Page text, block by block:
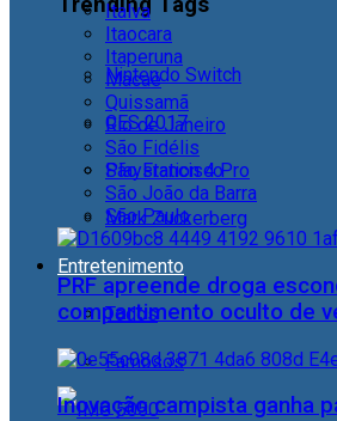
Nintendo Switch
CES 2017
Playstation 4 Pro
Mark Zuckerberg
Entretenimento
Todos
Famosos
Italva
Itaocara
Itaperuna
Macaé
Quissamã
Rio de Janeiro
São Fidélis
São Francisco
São João da Barra
São Paulo
PRF apreende droga
compartimento oculto de
Inovação campista ganha